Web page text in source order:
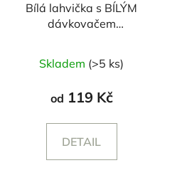
Bílá lahvička s BÍLÝM
dávkovačem
hodnocení
produktu
5,0
z
Skladem (>5 ks)
od 119 Kč
DETAIL